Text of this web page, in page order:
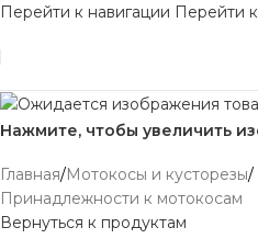
Перейти к навигации Перейти
Нажмите, чтобы увеличить
Главная/Мотокосы и кусторезы/
Принадлежности к мотокосам
Вернуться к продуктам